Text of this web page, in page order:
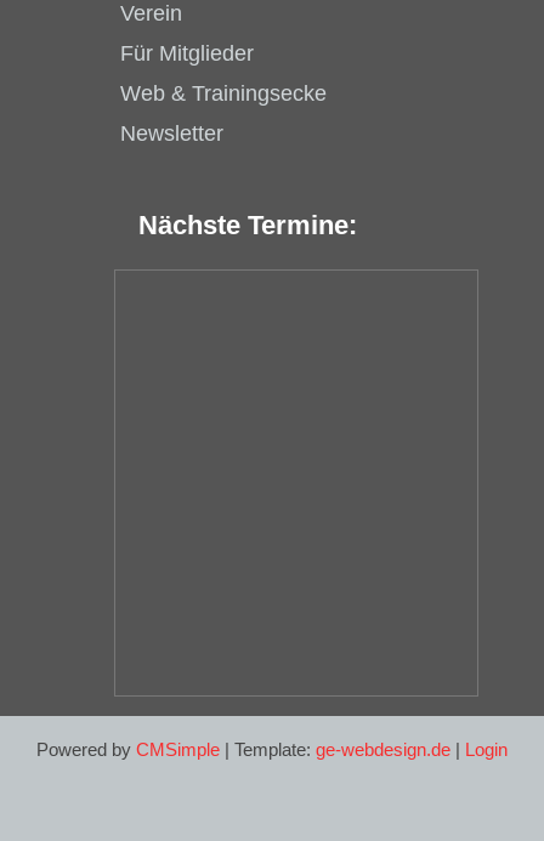
Verein
Für Mitglieder
Web & Trainingsecke
Newsletter
Nächste Termine:
Powered by CMSimple | Template: ge-webdesign.de | Login